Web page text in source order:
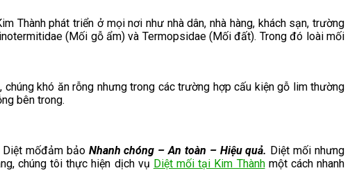
Thành phát triển ở mọi nơi như nhà dân, nhà hàng, khách sạn, trường
(Mối gỗ ẩm) và Termopsidae (Mối đất). Trong đó loài mối
khó ăn rỗng nhưng trong các trường hợp cấu kiện gỗ lim thường
bên trong.
mốđảm bảo Nhanh chóng – An toàn – Hiệu quả. Diệt mối nhưng
chúng tôi thực hiện dịch vụ Diệt mối tại Kim Thànhmột cách nhanh